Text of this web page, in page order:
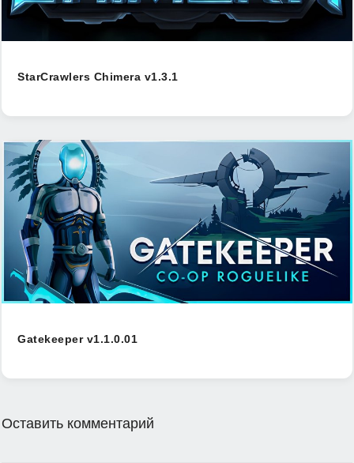
StarCrawlers Chimera v1.3.1
Gatekeeper v1.1.0.01
Оставить комментарий